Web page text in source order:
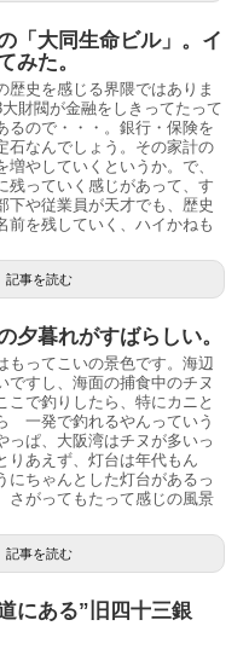
「大同生命ビル」。イ
みた。
歴史を感じる界隈ではありま
財閥が金融をしきってたって
るので・・・。銀行・保険を
石なんでしょう。その家計の
やしていくというか。で、
残っていく感じがあって、す
下や従業員が天才でも、歴史
前を残していく、ハイかねも
記事を読む
夕暮れがすばらしい。
もってこいの景色です。海辺
ですし、海面の捕食中のチヌ
こで釣りしたら、特にカニと
一発で釣れるやんっていう
っぱ、大阪湾はチヌが多いっ
りあえず、灯台は年代もん
ちゃんとした灯台があるっ
さがってもたって感じの風景
記事を読む
にある”旧四十三銀